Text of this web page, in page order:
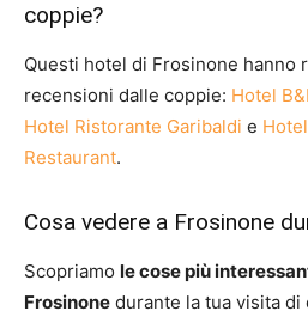
coppie?
Questi hotel di Frosinone hanno
recensioni dalle coppie: Hotel
Hotel Ristorante Garibaldi e
Restaurant.
Cosa vedere a Frosinone
Scopriamo le cose più
Frosinone durante la tua visita